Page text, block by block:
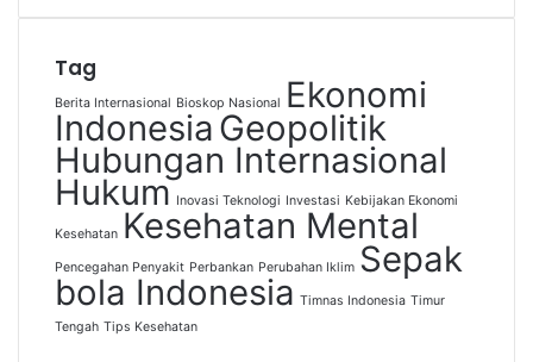
Tag
Berita Internasional Bioskop Nasional Ekonomi
Indonesia Geopolitik
Hubungan Internasional
Hukum Inovasi Teknologi Investasi Kebijakan Ekonomi
Kesehatan Kesehatan Mental
Pencegahan Penyakit Perbankan Perubahan Iklim Sepak
bola Indonesia Timnas Indonesia Timur
Tengah Tips Kesehatan